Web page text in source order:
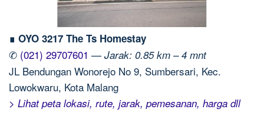
∎ OYO 3217 The Ts Homestay
✆ (021) 29707601 — Jarak: 0.85 km – 4 mnt
JL Bendungan Wonorejo No 9, Sumbersari, Kec.
Lowokwaru, Kota Malang
> Lihat peta lokasi, rute, jarak, pemesanan, harga dll